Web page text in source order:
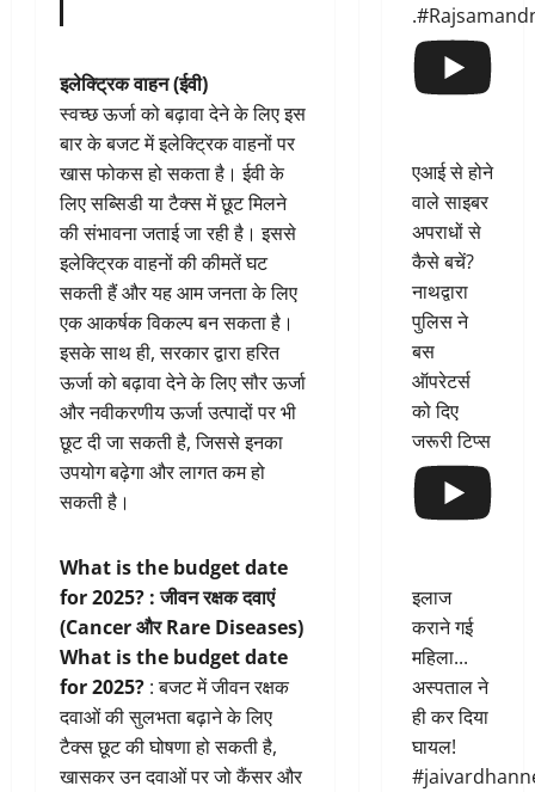
इलेक्ट्रिक वाहन (ईवी)
स्वच्छ ऊर्जा को बढ़ावा देने के लिए इस
बार के बजट में इलेक्ट्रिक वाहनों पर
खास फोकस हो सकता है। ईवी के
लिए सब्सिडी या टैक्स में छूट मिलने
की संभावना जताई जा रही है। इससे
इलेक्ट्रिक वाहनों की कीमतें घट
सकती हैं और यह आम जनता के लिए
एक आकर्षक विकल्प बन सकता है।
इसके साथ ही, सरकार द्वारा हरित
ऊर्जा को बढ़ावा देने के लिए सौर ऊर्जा
और नवीकरणीय ऊर्जा उत्पादों पर भी
छूट दी जा सकती है, जिससे इनका
उपयोग बढ़ेगा और लागत कम हो
सकती है।
What is the budget date
for 2025? : जीवन रक्षक दवाएं
(Cancer और Rare Diseases)
What is the budget date
for 2025? : बजट में जीवन रक्षक
दवाओं की सुलभता बढ़ाने के लिए
टैक्स छूट की घोषणा हो सकती है,
खासकर उन दवाओं पर जो कैंसर और
एआई से होने
वाले साइबर
अपराधों से
कैसे बचें?
नाथद्वारा
पुलिस ने
बस
ऑपरेटर्स
को दिए
जरूरी टिप्स
इलाज
कराने गई
महिला...
अस्पताल ने
ही कर दिया
घायल!